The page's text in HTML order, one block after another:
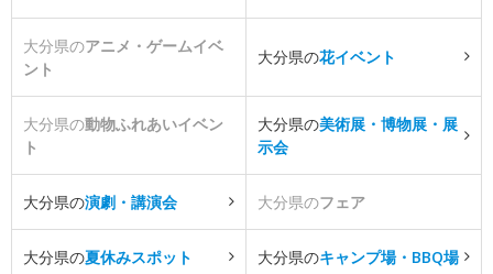
大分県のアニメ・ゲームイベ
ント
大分県の花イベント
大分県の動物ふれあいイベン
ト
大分県の美術展・博物展・展
示会
大分県の演劇・講演会 大分県のフェア
大分県の夏休みスポット 大分県のキャンプ場・BBQ場